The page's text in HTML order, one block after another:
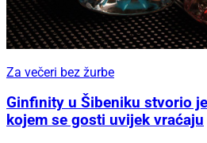
Za večeri bez žurbe
Ginfinity u Šibeniku stvorio
kojem se gosti uvijek vraćaju